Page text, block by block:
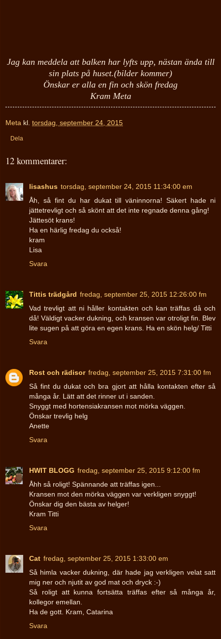
Jag kan meddela att balken har lyfts upp, nästan ända till
sin plats på huset.(bilder kommer)
Önskar er alla en fin och skön fredag
Kram Meta
Meta kl. torsdag, september 24, 2015
Dela
12 kommentarer:
lisashus torsdag, september 24, 2015 11:34:00 em
Åh, så fint du har dukat till väninnorna! Säkert hade ni
jättetrevligt och så skönt att det inte regnade denna gång!
Jättesöt krans!
Ha en härlig fredag du också!
kram
Lisa
Svara
Tittis trädgård fredag, september 25, 2015 12:26:00 fm
Vad trevligt att ni håller kontakten och kan träffas då och
då! Väldigt vacker dukning, och kransen var otroligt fin. Blev
lite sugen på att göra en egen krans. Ha en skön helg/ Titti
Svara
Rost och rädisor fredag, september 25, 2015 7:31:00 fm
Så fint du dukat och bra gjort att hålla kontakten efter så
många år. Lätt att det rinner ut i sanden.
Snyggt med hortensiakransen mot mörka väggen.
Önskar trevlig helg
Anette
Svara
HWIT BLOGG fredag, september 25, 2015 9:12:00 fm
Åhh så roligt! Spännande att träffas igen...
Kransen mot den mörka väggen var verkligen snyggt!
Önskar dig den bästa av helger!
Kram Titti
Svara
Cat fredag, september 25, 2015 1:33:00 em
Så himla vacker dukning, där hade jag verkligen velat satt
mig ner och njutit av god mat och dryck :-)
Så roligt att kunna fortsätta träffas efter så många år,
kollegor emellan.
Ha de gott. Kram, Catarina
Svara